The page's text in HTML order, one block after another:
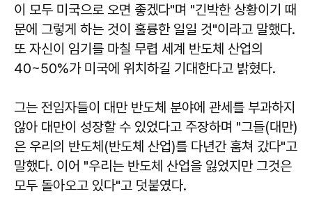
이 모두 미국으로 오면 좋겠다"며 "긴박한 상황이기 때
문에 그렇게 하는 것이 훌륭한 일일 것"이라고 말했다.
또 자신이 임기를 마칠 무렵 세계 반도체 산업의
40~50%가 미국에 위치하길 기대한다고 밝혔다.
그는 전임자들이 대만 반도체 분야에 관세를 부과하지
않아 대만이 성장할 수 있었다고 주장하며 "그들(대만)
은 우리의 반도체(반도체 산업)를 다년간 훔쳐 갔다"고
말했다. 이어 "우리는 반도체 산업을 잃었지만 그것은
모두 돌아오고 있다"고 덧붙였다.